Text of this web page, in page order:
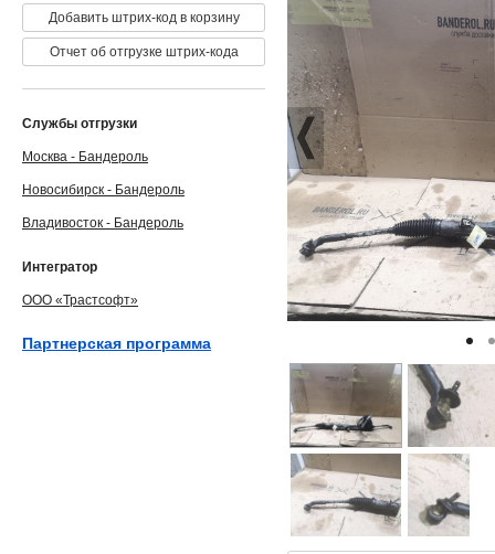
Добавить штрих-код в корзину
Отчет об отгрузке штрих-кода
Службы отгрузки
Москва - Бандероль
Новосибирск - Бандероль
Владивосток - Бандероль
Интегратор
ООО «Трастсофт»
Партнерская программа